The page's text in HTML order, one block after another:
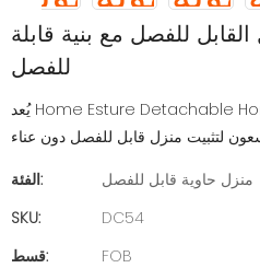
للفصل مع بنية قابلة
للفصل
يُعد Home Esture Detachable Home حلًا أنيقًا وسريعًا للمعيشة
الفئة:
منزل حاوية قابل للفصل
SKU:
DC54
قسط:
FOB